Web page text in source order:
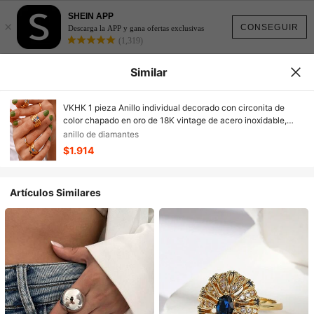
CONSEGUIR
×
SHEIN APP
Descarga la APP y gana ofertas exclusivas
(1,319)
Similar
VKHK 1 pieza Anillo individual decorado con circonita de
color chapado en oro de 18K vintage de acero inoxidable,
adecuado para mujer como regalo de boda
anillo de diamantes
$1.914
Artículos Similares